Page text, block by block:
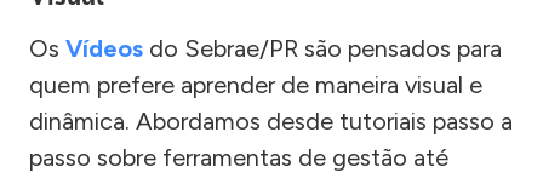
Os Vídeos do Sebrae/PR são pensados para
quem prefere aprender de maneira visual e
dinâmica. Abordamos desde tutoriais passo a
passo sobre ferramentas de gestão até